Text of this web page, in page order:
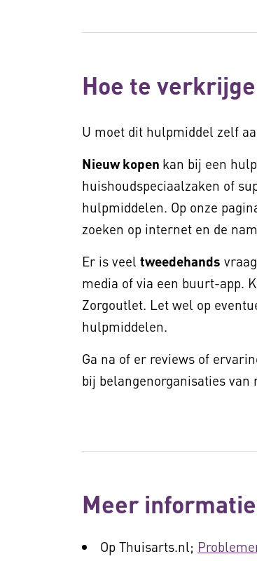
Hoe te
U moet dit hulpmiddel zelf
Nieuw kopen kan bij een
huishoudspeciaalzaken of
hulpmiddelen. Op onze
zoeken op internet en de
Er is veel tweedehands
media of via een buurt-app.
Zorgoutlet. Let wel op
hulpmiddelen.
Ga na of er reviews of
bij belangenorganisaties
Meer informatie
Op Thuisarts.nl;